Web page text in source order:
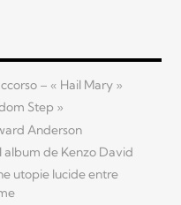
– « Hail Mary »
Step »
Anderson
album de Kenzo David
utopie lucide entre